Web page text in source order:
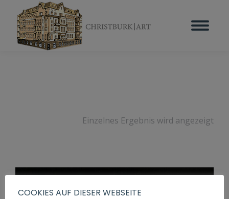
Einzelnes Ergebnis wird angezeigt
COOKIES AUF DIESER WEBSEITE